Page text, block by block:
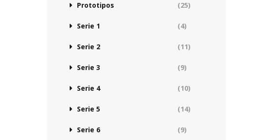
Prototipos (25)
Serie 1 (4)
Serie 2 (11)
Serie 3 (9)
Serie 4 (10)
Serie 5 (14)
Serie 6 (9)